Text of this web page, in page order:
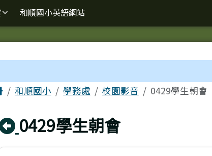
和順國小英語網站
內容區域
Home和順國小 學務處 校園影音 0429學生朝會
回上頁
0429學生朝會